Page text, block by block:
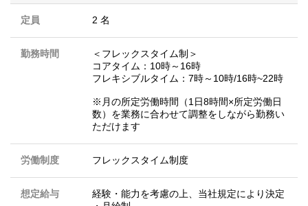
定員 2 名
勤務時間
＜フレックスタイム制＞
コアタイム：10時～16時
フレキシブルタイム：7時～10時/16時~22時
※月の所定労働時間（1日8時間×所定労働日
数）を業務に合わせて調整をしながら勤務い
ただけます
労働制度 フレックスタイム制度
想定給与
経験・能力を考慮の上、当社規定により決定